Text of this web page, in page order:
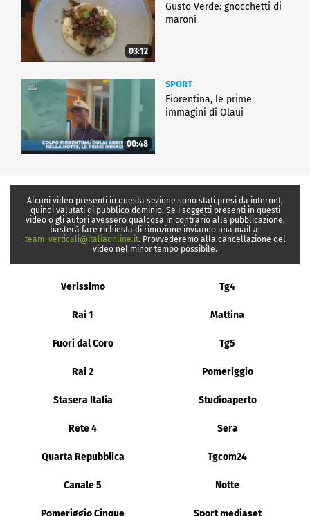
03:12
Gusto Verde: gnocchetti di
maroni
00:48
SPORT
Fiorentina, le prime
immagini di Olaui
Alcuni video presenti in questa sezione sono stati presi da internet,
quindi valutati di pubblico dominio. Se i soggetti presenti in questi
video o gli autori avessero qualcosa in contrario alla pubblicazione,
basterà fare richiesta di rimozione inviando una mail a:
team_verticali@italiaonline.it. Provvederemo alla cancellazione del
video nel minor tempo possibile.
Verissimo Tg4
Rai 1 Mattina
Fuori dal Coro Tg5
Rai 2 Pomeriggio
Stasera Italia Studioaperto
Rete 4 Sera
Quarta Repubblica Tgcom24
Canale 5 Notte